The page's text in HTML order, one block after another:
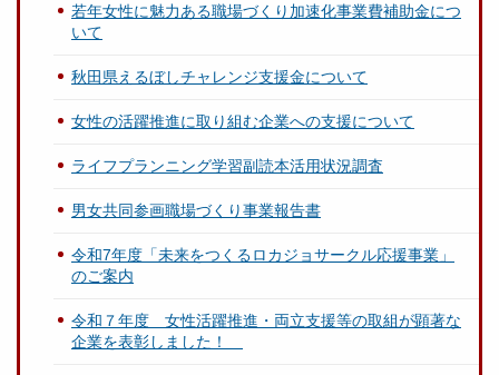
若年女性に魅力ある職場づくり加速化事業費補助金につ
いて
秋田県えるぼしチャレンジ支援金について
女性の活躍推進に取り組む企業への支援について
ライフプランニング学習副読本活用状況調査
男女共同参画職場づくり事業報告書
令和7年度「未来をつくるロカジョサークル応援事業」
のご案内
令和７年度 女性活躍推進・両立支援等の取組が顕著な
企業を表彰しました！